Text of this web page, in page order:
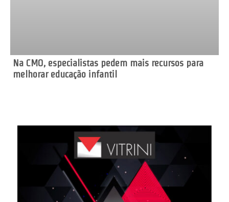
Na CMO, especialistas pedem mais recursos para
melhorar educação infantil